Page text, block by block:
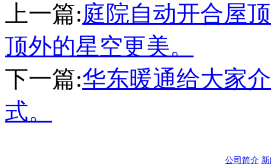
上一篇:庭院自动开合屋
顶外的星空更美。
下一篇:华东暖通给大家
式。
公司简介